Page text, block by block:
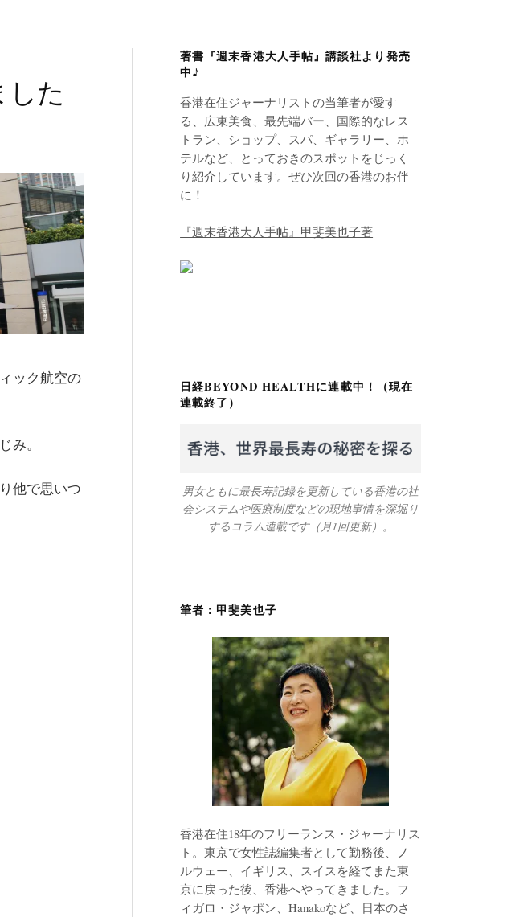
した
ック航空の
み。
他で思いつ
著書『週末香港大人手帖』講談社より発売
中♪
香港在住ジャーナリストの当筆者が愛す
る、広東美食、最先端バー、国際的なレス
トラン、ショップ、スパ、ギャラリー、ホ
テルなど、とっておきのスポットをじっく
り紹介しています。ぜひ次回の香港のお伴
に！
『週末香港大人手帖』甲斐美也子著
日経BEYOND HEALTHに連載中！（現在
連載終了）
男女ともに最長寿記録を更新している香港の社
会システムや医療制度などの現地事情を深堀り
するコラム連載です（月1回更新）。
筆者：甲斐美也子
香港在住18年のフリーランス・ジャーナリス
ト。東京で女性誌編集者として勤務後、ノ
ルウェー、イギリス、スイスを経てまた東
京に戻った後、香港へやってきました。フ
ィガロ・ジャポン、Hanakoなど、日本のさ